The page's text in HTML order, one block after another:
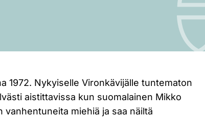
1972. Nykyiselle Vironkävijälle tuntematon
aistittavissa kun suomalainen Mikko
vanhentuneita miehiä ja saa näiltä